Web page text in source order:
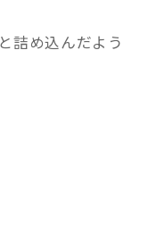
詰め込んだよう